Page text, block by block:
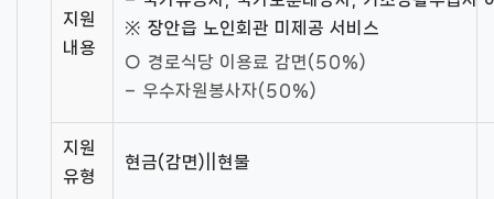
지원
내용
※ 장안읍 노인회관 미제공 서비스
○ 경로식당 이용료 감면(50%)
– 우수자원봉사자(50%)
지원
유형
현금(감면)||현물